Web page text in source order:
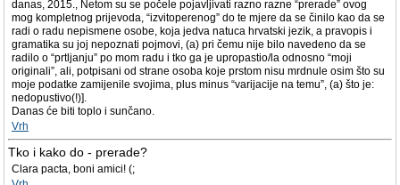
danas, 2015., Netom su se počele pojavljivati razno razne “prerade” ovog
mog kompletnog prijevoda, “izvitoperenog” do te mjere da se činilo kao da se
radi o radu nepismene osobe, koja jedva natuca hrvatski jezik, a pravopis i
gramatika su joj nepoznati pojmovi, (a) pri čemu nije bilo navedeno da se
radilo o “prtljanju” po mom radu i tko ga je upropastio/la odnosno “moji
originali”, ali, potpisani od strane osoba koje prstom nisu mrdnule osim što su
moje podatke zamijenile svojima, plus minus “varijacije na temu”, (a) što je:
nedopustivo(!)].
Danas će biti toplo i sunčano.
Vrh
Tko i kako do - prerade?
Clara pacta, boni amici! (;